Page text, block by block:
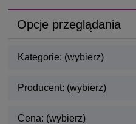
Opcje przeglądania
Kategorie: (wybierz)
Producent: (wybierz)
Cena: (wybierz)